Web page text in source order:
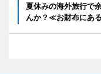
夏休みの海外旅行で
んか？≪お財布にあ